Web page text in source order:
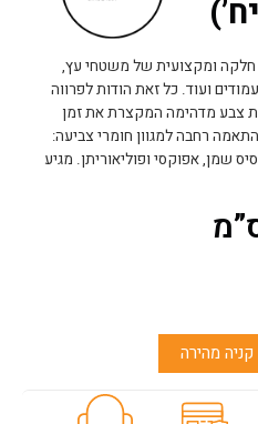
10 ס״מ לצביעה חלקה ומקצועית של משטחי עץ,
ועוד. כל זאת הודות לפרווה
צבע מדהימה המקצרת את זמן
רחבה למגוון חומרי צביעה:
שמן, אפוקסי ופוליאוריתן. מגיע
קניה מהירה